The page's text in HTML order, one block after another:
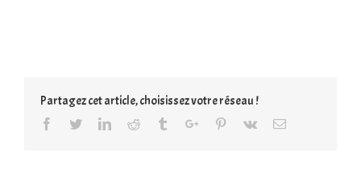
Partagez cet article, choisissez votre réseau !
Facebook
TwitterLinkedinReddit TumblrGoogle+Pinterest
Vk Email